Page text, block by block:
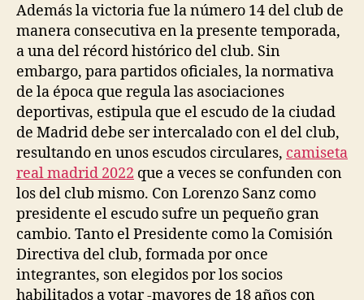
Además la victoria fue la número 14 del club de
manera consecutiva en la presente temporada,
a una del récord histórico del club. Sin
embargo, para partidos oficiales, la normativa
de la época que regula las asociaciones
deportivas, estipula que el escudo de la ciudad
de Madrid debe ser intercalado con el del club,
resultando en unos escudos circulares, camiseta
real madrid 2022 que a veces se confunden con
los del club mismo. Con Lorenzo Sanz como
presidente el escudo sufre un pequeño gran
cambio. Tanto el Presidente como la Comisión
Directiva del club, formada por once
integrantes, son elegidos por los socios
habilitados a votar -mayores de 18 años con